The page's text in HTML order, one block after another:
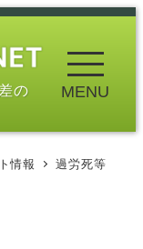
の MENU
情報
過労死等